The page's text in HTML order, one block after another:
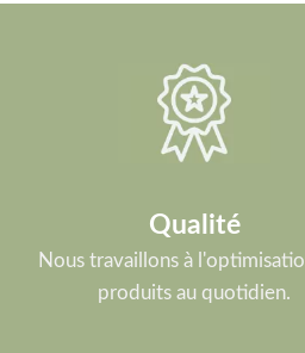
Qualité
Nous travaillons à
produits au quotidien.